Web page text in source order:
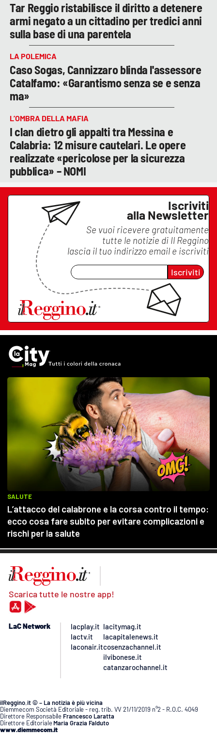
Tar Reggio ristabilisce il diritto a detenere
armi negato a un cittadino per tredici anni
sulla base di una parentela
LA POLEMICA
Caso Sogas, Cannizzaro blinda l'assessore
Catalfamo: «Garantismo senza se e senza
ma»
L’OMBRA DELLA MAFIA
I clan dietro gli appalti tra Messina e
Calabria: 12 misure cautelari. Le opere
realizzate «pericolose per la sicurezza
pubblica» – NOMI
Iscriviti
alla Newsletter
Se vuoi ricevere gratuitamente
tutte le notizie di Il Reggino
lascia il tuo indirizzo email e iscriviti
Iscriviti
Scarica tutte le nostre app!
LaC Network
lacplay.it
lactv.it
laconair.it
lacitymag.it
lacapitalenews.it
cosenzachannel.it
ilvibonese.it
catanzarochannel.it
ilReggino.it © – La notizia è più vicina
Diemmecom Società Editoriale - reg. trib. VV 21/11/2019 n°2 - R.O.C. 4049
Direttore Responsabile Francesco Laratta
Direttore Editoriale Maria Grazia Falduto
www.diemmecom.it